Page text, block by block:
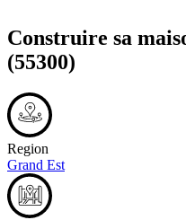
Construire sa
(55300)
Region
Grand Est